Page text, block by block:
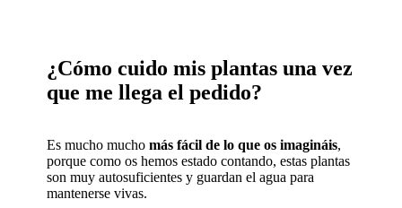
¿Cómo cuido mis plantas una vez
que me llega el pedido?
Es mucho mucho más fácil de lo que os imagináis,
porque como os hemos estado contando, estas plantas
son muy autosuficientes y guardan el agua para
mantenerse vivas.